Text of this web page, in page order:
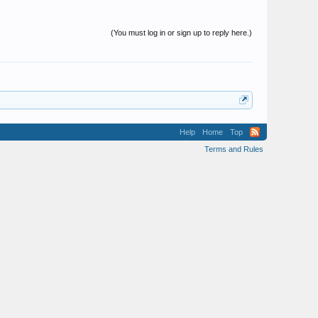
(You must log in or sign up to reply here.)
Help Home
Top
Terms and Rules